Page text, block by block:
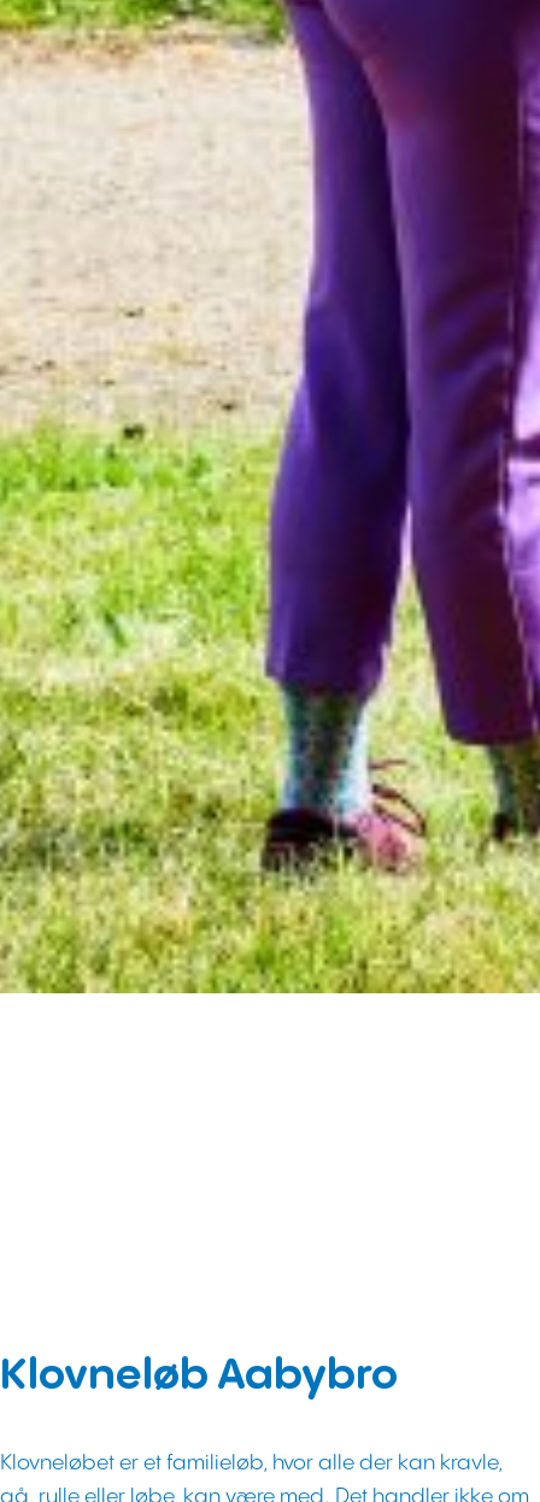
Klovneløb Aabybro
Klovneløbet er et familieløb, hvor alle der kan kravle,
gå, rulle eller løbe, kan være med. Det handler ikke om